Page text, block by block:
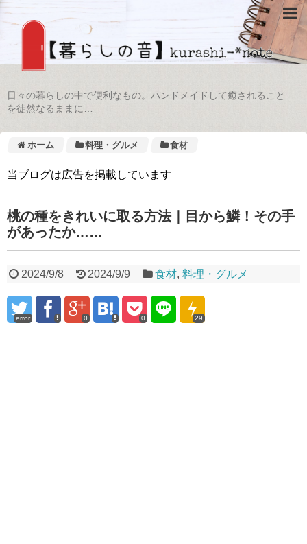
日々の暮らしの中で便利なもの。ハンドメイドして癒されること
を徒然なるままに…
ホーム 料理・グルメ 食材
当ブログは広告を掲載しています
桃の種をきれいに取る方法｜目から鱗！その手
があったか……
2024/9/8 2024/9/9 食材,料理・グルメ
error 0 0 29